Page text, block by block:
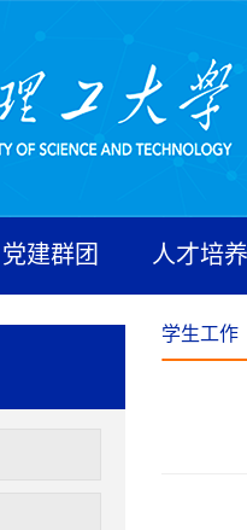
党建群团 人才培
学生工作